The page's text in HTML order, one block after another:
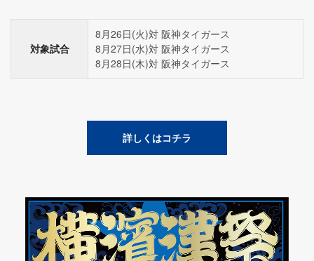
対象試合
8月26日(火)対 阪神タイガース
8月27日(水)対 阪神タイガース
8月28日(木)対 阪神タイガース
詳しくはコチラ